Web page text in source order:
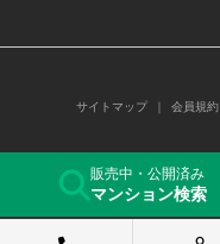
販売中・公開済み
マンション検索
サイトマップ 会員規約